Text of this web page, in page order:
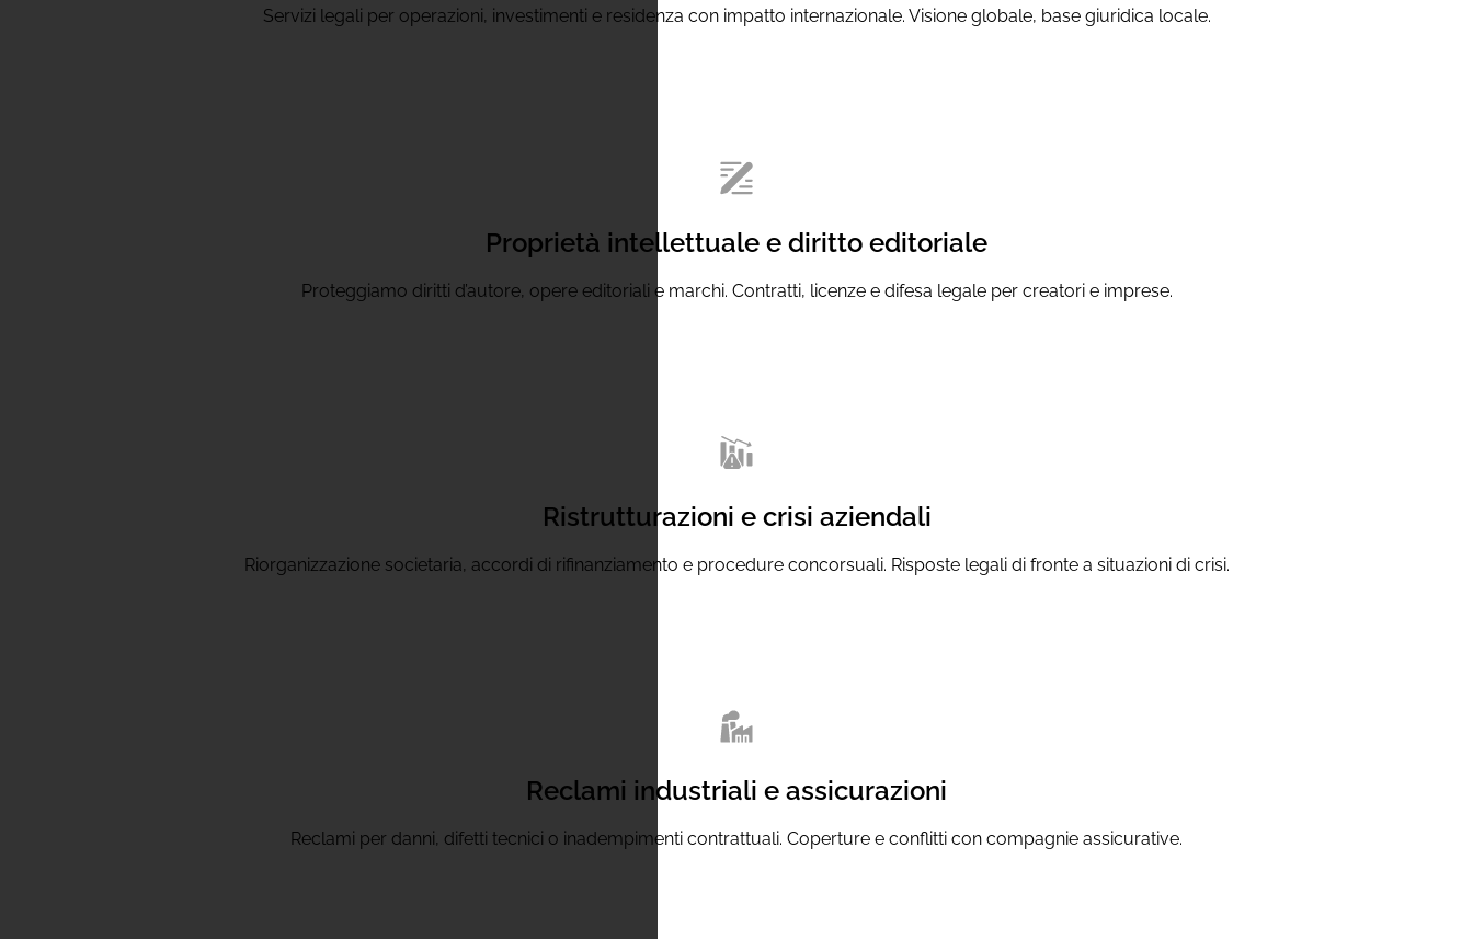
Servizi legali per operazioni, investimenti e residenza con impatto internazionale. Visione globale, base giuridica locale.
Proprietà intellettuale e diritto editoriale
Proteggiamo diritti d’autore, opere editoriali e marchi. Contratti, licenze e difesa legale per creatori e imprese.
Ristrutturazioni e crisi aziendali
Riorganizzazione societaria, accordi di rifinanziamento e procedure concorsuali. Risposte legali di fronte a situazioni di crisi.
Reclami industriali e assicurazioni
Reclami per danni, difetti tecnici o inadempimenti contrattuali. Coperture e conflitti con compagnie assicurative.